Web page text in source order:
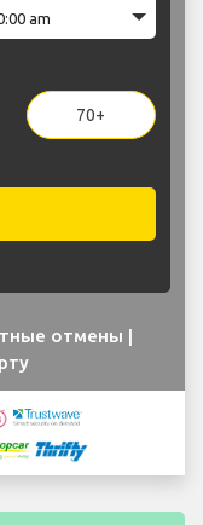
70+
отмены |